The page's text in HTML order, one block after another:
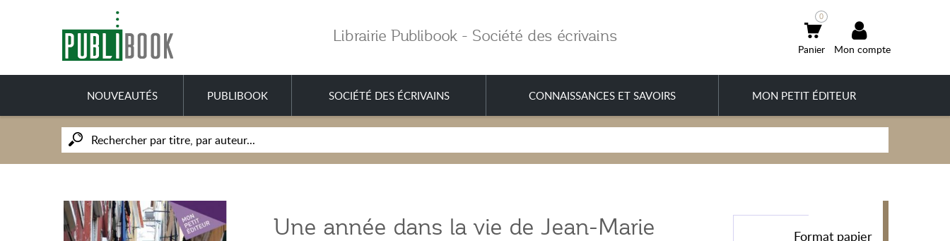
Librairie Publibook - Société des écrivains
Mon compte
0
NOUVEAUTÉS PUBLIBOOK SOCIÉTÉ DES ÉCRIVAINS CONNAISSANCES ET SAVOIRS MON PETIT ÉDITEUR
Une année dans la vie de Jean-Marie
Format papier